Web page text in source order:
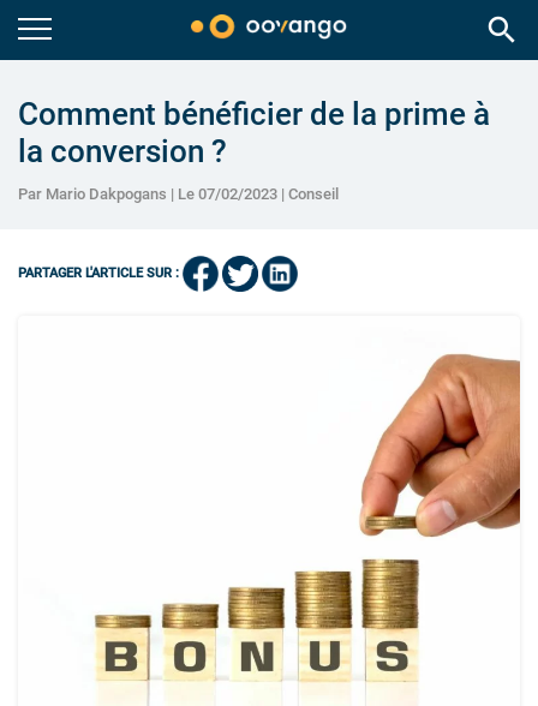
search
Comment bénéficier de la prime à
la conversion ?
Par Mario Dakpogans | Le 07/02/2023 | Conseil
PARTAGER L'ARTICLE SUR :